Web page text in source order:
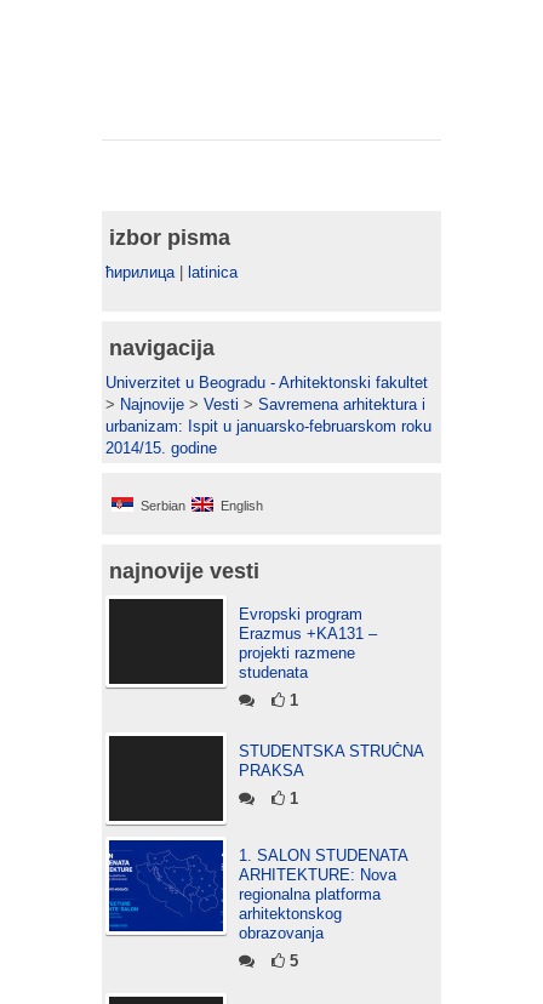
izbor pisma
ћирилица| latinica
navigacija
Univerzitet u Beogradu - Arhitektonski fakultet
> Najnovije > Vesti > Savremena arhitektura i
urbanizam: Ispit u januarsko-februarskom roku
2014/15. godine
Serbian English
najnovije vesti
Evropski program
Erazmus +KA131 –
projekti razmene
studenata
1
STUDENTSKA STRUČNA
PRAKSA
1
1. SALON STUDENATA
ARHITEKTURE: Nova
regionalna platforma
arhitektonskog
obrazovanja
5